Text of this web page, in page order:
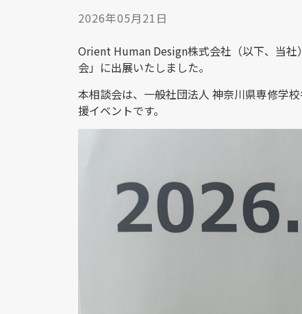
Design
2026年05月21日
Orient Human Design株式会社（以下、当
会」に出展いたしました。
本相談会は、一般社団法人 神奈川県専修学
援イベントです。